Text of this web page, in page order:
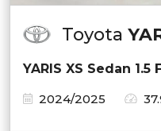
Toyota
YARIS XS Sedan 1.5
2024/2025